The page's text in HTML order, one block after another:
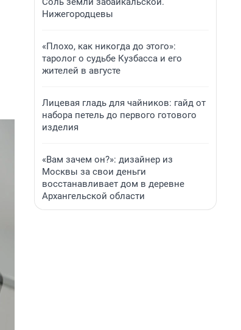
Нижегородцевы
«Плохо, как никогда до этого»:
таролог о судьбе Кузбасса и его
жителей в августе
Лицевая гладь для чайников: гайд от
набора петель до первого готового
изделия
«Вам зачем он?»: дизайнер из
Москвы за свои деньги
восстанавливает дом в деревне
Архангельской области